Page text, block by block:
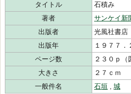
タイトル
石積み
著者
サンケイ新
出版者
光風社書店
出版年
１９７７．
ページ数
２３０ｐ（
大きさ
２７ｃｍ
一般件名
石垣 城